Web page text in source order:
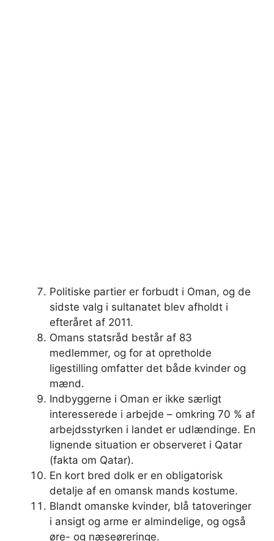
Politiske partier er forbudt i Oman, og de
sidste valg i sultanatet blev afholdt i
efteråret af 2011.
Omans statsråd består af 83
medlemmer, og for at opretholde
ligestilling omfatter det både kvinder og
mænd.
Indbyggerne i Oman er ikke særligt
interesserede i arbejde – omkring 70 % af
arbejdsstyrken i landet er udlændinge. En
lignende situation er observeret i Qatar
(fakta om Qatar).
En kort bred dolk er en obligatorisk
detalje af en omansk mands kostume.
Blandt omanske kvinder, blå tatoveringer
i ansigt og arme er almindelige, og også
øre- og næseøreringe.